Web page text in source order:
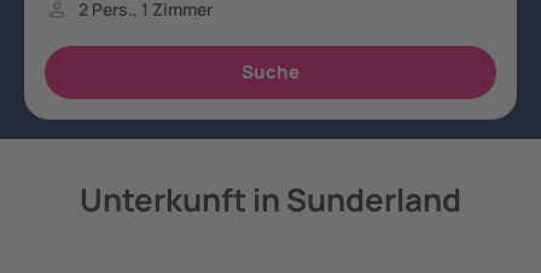
Unterkunft in Sunderland